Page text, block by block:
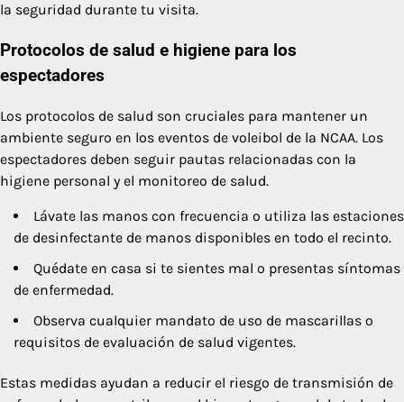
la seguridad durante tu visita.
Protocolos de salud e higiene para los
espectadores
Los protocolos de salud son cruciales para mantener un
ambiente seguro en los eventos de voleibol de la NCAA. Los
espectadores deben seguir pautas relacionadas con la
higiene personal y el monitoreo de salud.
Lávate las manos con frecuencia o utiliza las estaciones
de desinfectante de manos disponibles en todo el recinto.
Quédate en casa si te sientes mal o presentas síntomas
de enfermedad.
Observa cualquier mandato de uso de mascarillas o
requisitos de evaluación de salud vigentes.
Estas medidas ayudan a reducir el riesgo de transmisión de